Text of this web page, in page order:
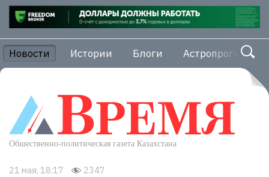
Новости Истории Блоги Астропрогноз
21 мая, 18:17 2347